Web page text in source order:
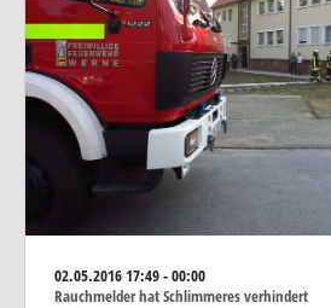
02.05.201617:49 - 00:00
Rauchmelder hat Schlimmeres verhindert